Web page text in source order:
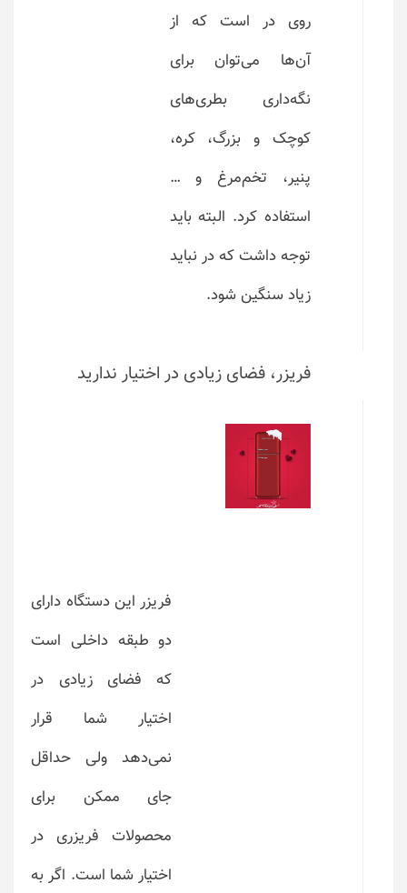
روی در است که از
آن‌ها می‌توان برای
نگه‌داری بطری‌های
کوچک و بزرگ، کره،
پنیر، تخم‌مرغ و …
استفاده کرد. البته باید
توجه داشت که در نباید
زیاد سنگین شود.
فریزر، فضای زیادی در اختیار ندارید
فریزر این دستگاه دارای
دو طبقه داخلی است
که فضای زیادی در
اختیار شما قرار
نمی‌دهد ولی حداقل
جای ممکن برای
محصولات فریزری در
اختیار شما است. اگر به